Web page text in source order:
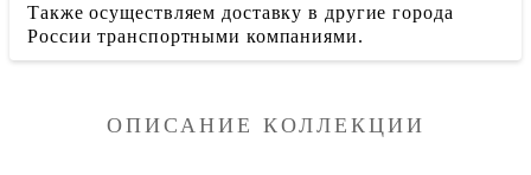
Также осуществляем доставку в другие города
России транспортными компаниями.
ОПИСАНИЕ КОЛЛЕКЦИИ